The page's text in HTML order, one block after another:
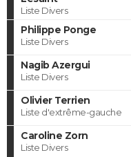
Liste Divers
Philippe Ponge
Liste Divers
Nagib Azergui
Liste Divers
Olivier Terrien
Liste d'extrême-gauche
Caroline Zorn
Liste Divers